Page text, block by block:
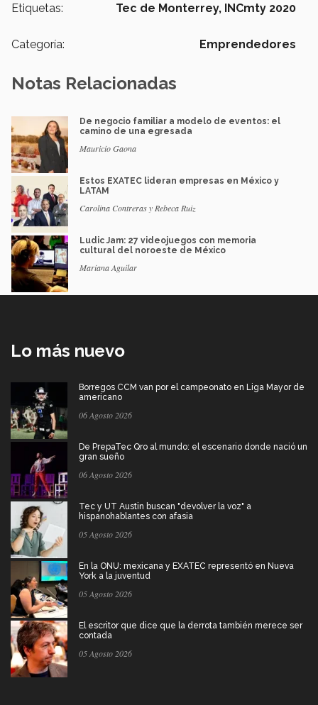
Etiquetas: Tec de Monterrey, INCmty 2020
Categoría: Emprendedores
Notas Relacionadas
De negocio familiar a modelo de eventos: el
camino de una egresada
Mauricio Gaona
Estos EXATEC lideran empresas en México y
LATAM
Carolina Contreras y Rebeca Ruiz
Ludic Jam: 27 videojuegos con memoria
cultural del noroeste de México
Mariana Aguilar
Lo más nuevo
Borregos CCM van por el campeonato en Liga Mayor de
americano
06 Agosto 2026
De PrepaTec Qro al mundo: el escenario donde nació un
gran sueño
06 Agosto 2026
Tec y UT Austin buscan "devolver la voz" a
hispanohablantes con afasia
05 Agosto 2026
En la ONU: mexicana y EXATEC representó en Nueva
York a la juventud
05 Agosto 2026
El escritor que dice que la derrota también merece ser
contada
05 Agosto 2026